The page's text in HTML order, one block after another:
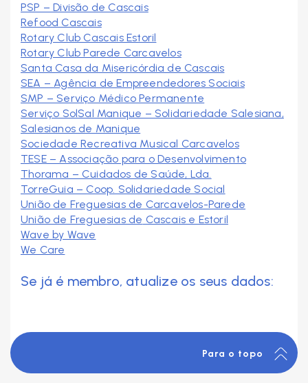
PSP – Divisão de Cascais
Refood Cascais
Rotary Club Cascais Estoril
Rotary Club Parede Carcavelos
Santa Casa da Misericórdia de Cascais
SEA – Agência de Empreendedores Sociais
SMP – Serviço Médico Permanente
Serviço SolSal Manique – Solidariedade Salesiana,
Salesianos de Manique
Sociedade Recreativa Musical Carcavelos
TESE – Associação para o Desenvolvimento
Thorama – Cuidados de Saúde, Lda.
TorreGuia – Coop. Solidariedade Social
União de Freguesias de Carcavelos-Parede
União de Freguesias de Cascais e Estoril
Wave by Wave
We Care
Se já é membro, atualize os seus dados:
Para o topo